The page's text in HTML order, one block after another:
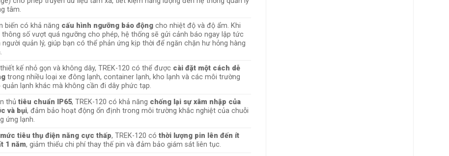
tâm.
biến có khả năng cấu hình ngưỡng báo động cho nhiệt độ và độ ẩm. Khi
thông số vượt quá ngưỡng cho phép, hệ thống sẽ gửi cảnh báo ngay lập tức
người quản lý, giúp bạn có thể phản ứng kịp thời để ngăn chặn hư hỏng hàng
kế nhỏ gọn và không dây, TREK-120 có thể được cài đặt một cách dễ
trong nhiều loại xe đông lạnh, container lạnh, kho lạnh và các môi trường
quản lạnh khác mà không cần đi dây phức tạp.
thủtiêu chuẩn IP65, TREK-120 có khả năng chống lại sự xâm nhập của
và bụi, đảm bảo hoạt động ổn định trong môi trường khắc nghiệt của chuỗi
ứng lạnh.
mức tiêu thụ điện năng cực thấp, TREK-120 cóthời lượng pin lên đến ít
1 năm, giảm thiểu chi phí thay thế pin và đảm bảo giám sát liên tục.